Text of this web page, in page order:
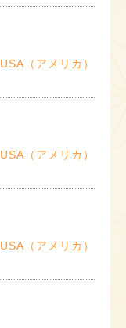
USA（アメリカ）
USA（アメリカ）
USA（アメリカ）